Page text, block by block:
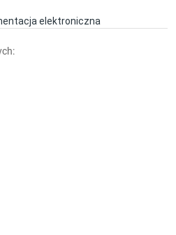
elektroniczna